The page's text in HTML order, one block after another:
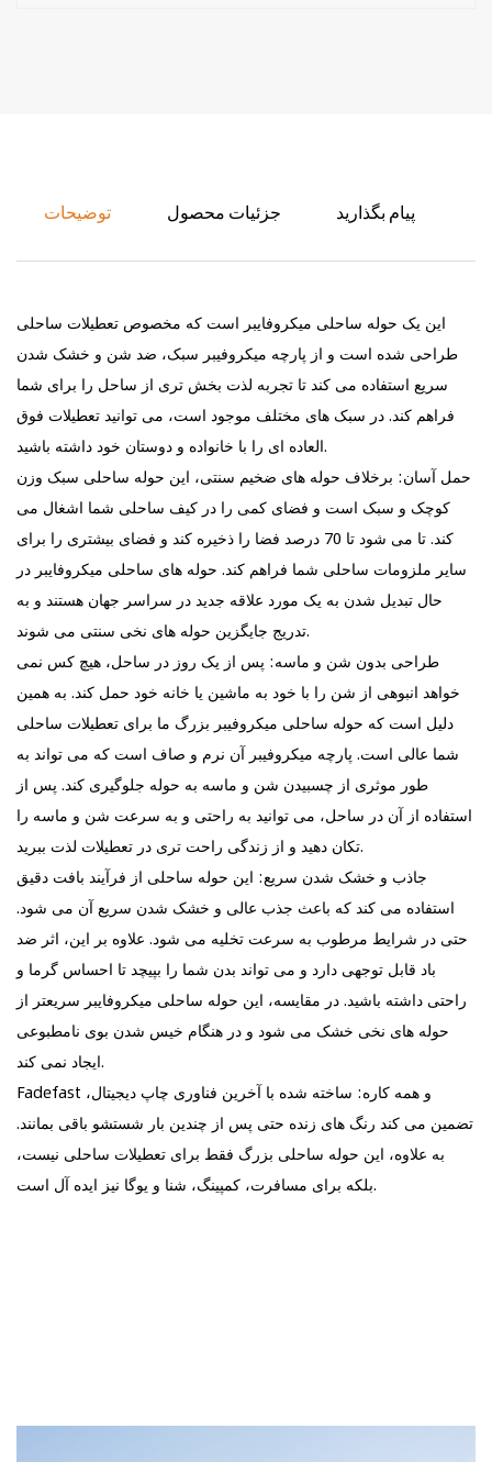
توضیحات جزئیات محصول پیام بگذارید
این یک حوله ساحلی میکروفایبر است که مخصوص تعطیلات ساحلی
طراحی شده است و از پارچه میکروفیبر سبک، ضد شن و خشک شدن
سریع استفاده می کند تا تجربه لذت بخش تری از ساحل را برای شما
فراهم کند. در سبک های مختلف موجود است، می توانید تعطیلات فوق
العاده ای را با خانواده و دوستان خود داشته باشید.
حمل آسان: برخلاف حوله های ضخیم سنتی، این حوله ساحلی سبک وزن
کوچک و سبک است و فضای کمی را در کیف ساحلی شما اشغال می
کند. تا می شود تا 70 درصد فضا را ذخیره کند و فضای بیشتری را برای
سایر ملزومات ساحلی شما فراهم کند. حوله های ساحلی میکروفایبر در
حال تبدیل شدن به یک مورد علاقه جدید در سراسر جهان هستند و به
تدریج جایگزین حوله های نخی سنتی می شوند.
طراحی بدون شن و ماسه: پس از یک روز در ساحل، هیچ کس نمی
خواهد انبوهی از شن را با خود به ماشین یا خانه خود حمل کند. به همین
دلیل است که حوله ساحلی میکروفیبر بزرگ ما برای تعطیلات ساحلی
شما عالی است. پارچه میکروفیبر آن نرم و صاف است که می تواند به
طور موثری از چسبیدن شن و ماسه به حوله جلوگیری کند. پس از
استفاده از آن در ساحل، می توانید به راحتی و به سرعت شن و ماسه را
تکان دهید و از زندگی راحت تری در تعطیلات لذت ببرید.
جاذب و خشک شدن سریع: این حوله ساحلی از فرآیند بافت دقیق
استفاده می کند که باعث جذب عالی و خشک شدن سریع آن می شود.
حتی در شرایط مرطوب به سرعت تخلیه می شود. علاوه بر این، اثر ضد
باد قابل توجهی دارد و می تواند بدن شما را بپیچد تا احساس گرما و
راحتی داشته باشید. در مقایسه، این حوله ساحلی میکروفایبر سریعتر از
حوله های نخی خشک می شود و در هنگام خیس شدن بوی نامطبوعی
ایجاد نمی کند.
Fadefast و همه کاره: ساخته شده با آخرین فناوری چاپ دیجیتال،
تضمین می کند رنگ های زنده حتی پس از چندین بار شستشو باقی بمانند.
به علاوه، این حوله ساحلی بزرگ فقط برای تعطیلات ساحلی نیست،
بلکه برای مسافرت، کمپینگ، شنا و یوگا نیز ایده آل است.